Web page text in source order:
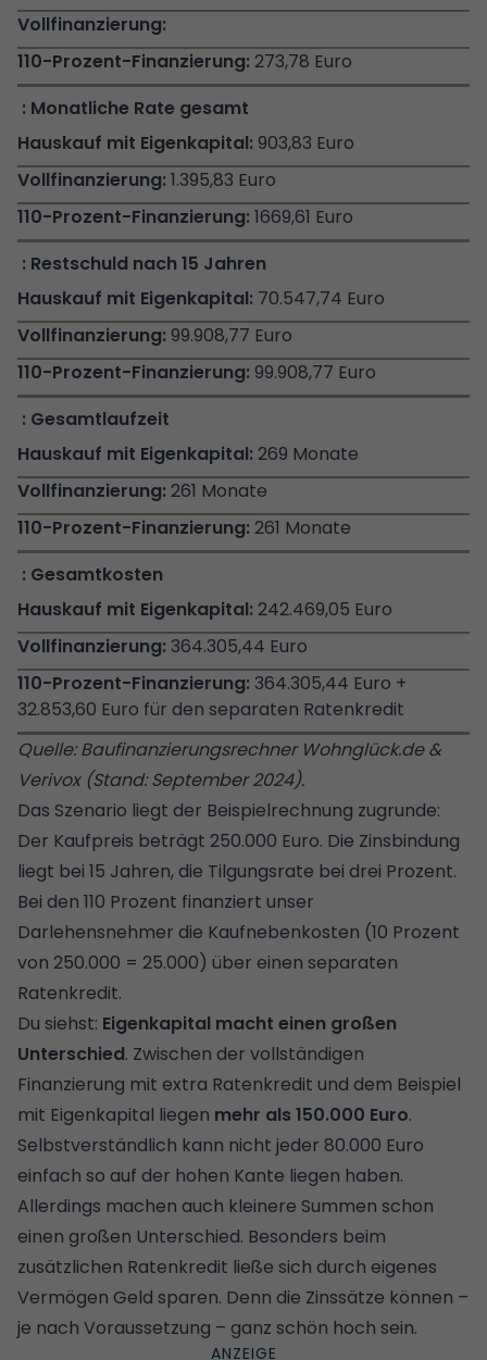
273,78 Euro
Monatliche Rate gesamt
903,83 Euro
1.395,83 Euro
1669,61 Euro
Restschuld nach 15 Jahren
70.547,74 Euro
99.908,77 Euro
99.908,77 Euro
Gesamtlaufzeit
269 Monate
261 Monate
261 Monate
Gesamtkosten
242.469,05 Euro
364.305,44 Euro
364.305,44 Euro +
32.853,60 Euro für den separaten Ratenkredit
Quelle: Baufinanzierungsrechner Wohnglück.de &
Verivox (Stand: September 2024).
Das Szenario liegt der Beispielrechnung zugrunde:
Der Kaufpreis beträgt 250.000 Euro. Die Zinsbindung
liegt bei 15 Jahren, die Tilgungsrate bei drei Prozent.
Bei den 110 Prozent finanziert unser
Darlehensnehmer die Kaufnebenkosten (10 Prozent
von 250.000 = 25.000) über einen separaten
Ratenkredit.
Du siehst: Eigenkapital macht einen großen
Unterschied. Zwischen der vollständigen
Finanzierung mit extra Ratenkredit und dem Beispiel
mit Eigenkapital liegen mehr als 150.000 Euro.
Selbstverständlich kann nicht jeder 80.000 Euro
einfach so auf der hohen Kante liegen haben.
Allerdings machen auch kleinere Summen schon
einen großen Unterschied. Besonders beim
zusätzlichen Ratenkredit ließe sich durch eigenes
Vermögen Geld sparen. Denn die Zinssätze können –
je nach Voraussetzung – ganz schön hoch sein.